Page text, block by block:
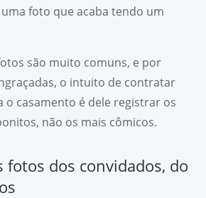
foto que acaba tendo um
são muito comuns, e por
o intuito de contratar
o casamento é dele registrar os
não os mais cômicos.
fotos dos convidados, do